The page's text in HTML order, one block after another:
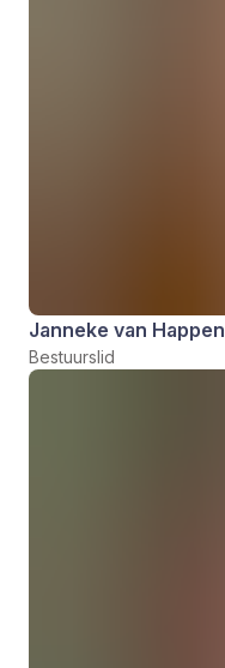
Janneke van Happen
Bestuurslid